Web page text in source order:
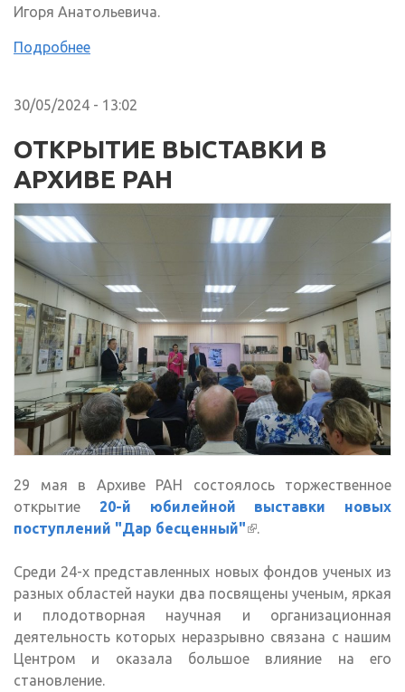
Игоря Анатольевича.
Подробнее
30/05/2024 - 13:02
ОТКРЫТИЕ ВЫСТАВКИ В
АРХИВЕ РАН
29 мая в Архиве РАН состоялось торжественное
открытие 20-й юбилейной выставки новых
поступлений "Дар бесценный"(внешняя ссылка)
.
Среди 24-х представленных новых фондов ученых из
разных областей науки два посвящены ученым, яркая
и плодотворная научная и организационная
деятельность которых неразрывно связана с нашим
Центром и оказала большое влияние на его
становление.